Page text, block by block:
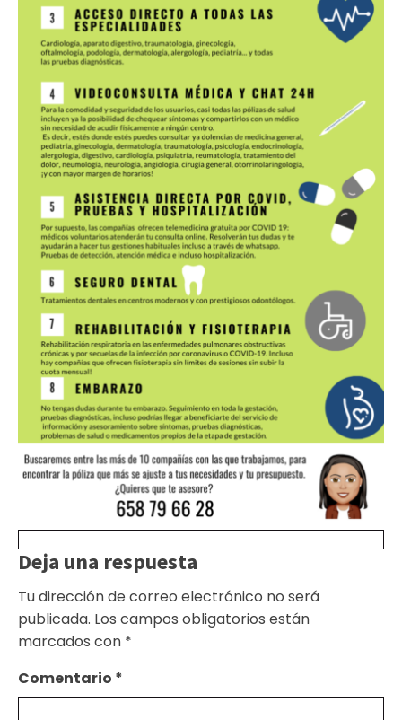
Deja una respuesta
Tu dirección de correo electrónico no será
publicada. Los campos obligatorios están
marcados con *
Comentario *